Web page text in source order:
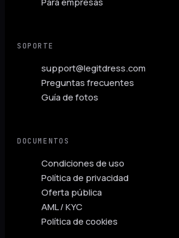
SOPORTE
support@legitdress.com
Preguntas frecuentes
Guía de fotos
DOCUMENTOS
Condiciones de uso
Política de privacidad
Oferta pública
AML / KYC
Política de cookies